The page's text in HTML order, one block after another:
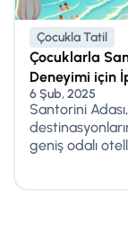
Çocukla Tatil
Çocuklarla
Deneyimi için
6 Şub, 2025
Santorini
geniş odalı